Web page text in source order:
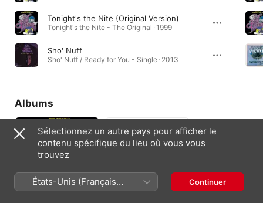
Tonight's the Nite (Original Version)
Tonight's the Nite - The Original · 1999
Sho' Nuff
Sho' Nuff / Ready for You - Single · 2013
Albums
Sélectionnez un autre pays pour afficher le
contenu spécifique du lieu où vous vous
trouvez
États-Unis (Français
France)
Continuer